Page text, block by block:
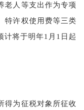
老人等支出作为专项
特许权使用费等三类
计将于明年1月1日起
得为征税对象所征收